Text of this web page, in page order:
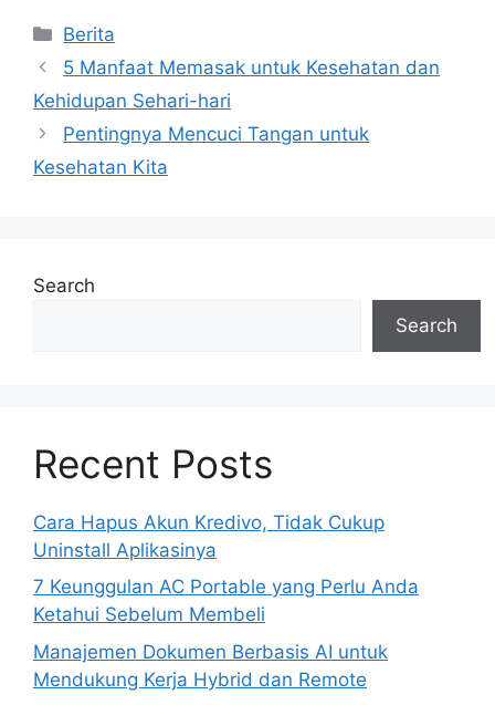
Categories
Berita
5 Manfaat Memasak untuk Kesehatan dan
Kehidupan Sehari-hari
Pentingnya Mencuci Tangan untuk
Kesehatan Kita
Search
Search
Recent Posts
Cara Hapus Akun Kredivo, Tidak Cukup
Uninstall Aplikasinya
7 Keunggulan AC Portable yang Perlu Anda
Ketahui Sebelum Membeli
Manajemen Dokumen Berbasis AI untuk
Mendukung Kerja Hybrid dan Remote